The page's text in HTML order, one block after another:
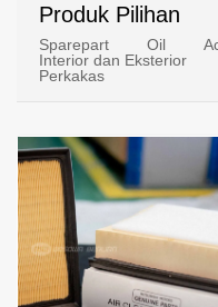
Produk Pilihan
Sparepart Oil
Interior dan Eksterior
Perkakas